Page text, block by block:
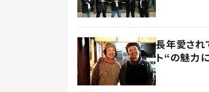
長年愛され
ト“の魅力